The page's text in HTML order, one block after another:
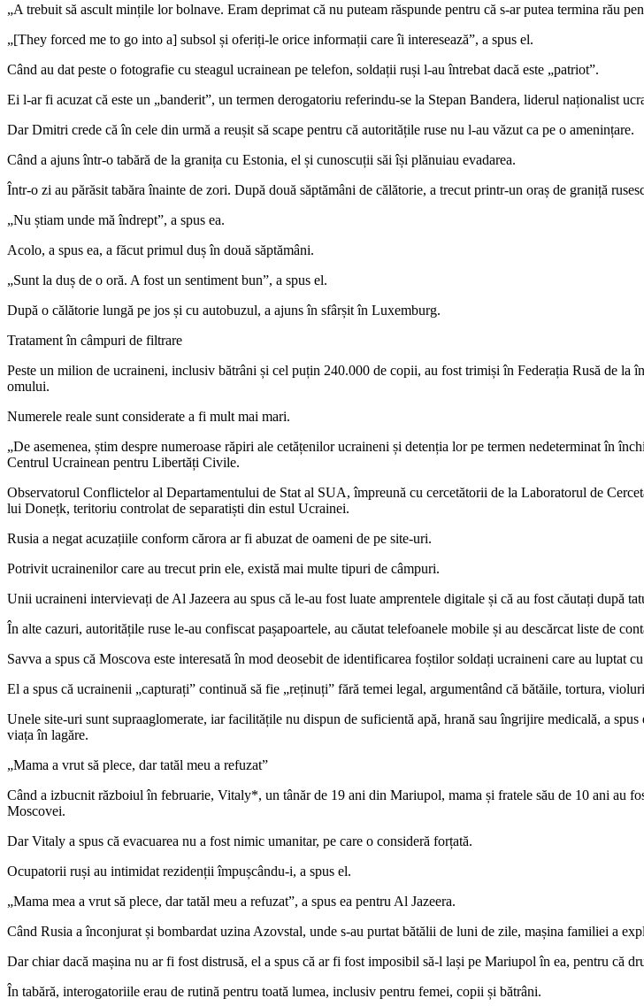
„A trebuit să ascult mințile lor bolnave. Eram deprimat că nu puteam răspunde pentru că s-ar putea termina rău
„[They forced me to go into a] subsol și oferiți-le orice informații care îi interesează”, a spus el.
Când au dat peste o fotografie cu steagul ucrainean pe telefon, soldații ruși l-au întrebat dacă este „patriot”.
Ei l-ar fi acuzat că este un „banderit”, un termen derogatoriu referindu-se la Stepan Bandera, liderul naționalist
Dar Dmitri crede că în cele din urmă a reușit să scape pentru că autoritățile ruse nu l-au văzut ca pe o amenințare.
Când a ajuns într-o tabără de la granița cu Estonia, el și cunoscuții săi își plănuiau evadarea.
Într-o zi au părăsit tabăra înainte de zori. După două săptămâni de călătorie, a trecut printr-un oraș de graniță
„Nu știam unde mă îndrept”, a spus ea.
Acolo, a spus ea, a făcut primul duș în două săptămâni.
„Sunt la duș de o oră. A fost un sentiment bun”, a spus el.
După o călătorie lungă pe jos și cu autobuzul, a ajuns în sfârșit în Luxemburg.
Tratament în câmpuri de filtrare
Peste un milion de ucraineni, inclusiv bătrâni și cel puțin 240.000 de copii, au fost trimiși în Federația Rusă de
omului.
Numerele reale sunt considerate a fi mult mai mari.
„De asemenea, știm despre numeroase răpiri ale cetățenilor ucraineni și detenția lor pe termen nedeterminat în
Centrul Ucrainean pentru Libertăți Civile.
Observatorul Conflictelor al Departamentului de Stat al SUA, împreună cu cercetătorii de la Laboratorul de
lui Donețk, teritoriu controlat de separatiști din estul Ucrainei.
Rusia a negat acuzațiile conform cărora ar fi abuzat de oameni de pe site-uri.
Potrivit ucrainenilor care au trecut prin ele, există mai multe tipuri de câmpuri.
Unii ucraineni intervievați de Al Jazeera au spus că le-au fost luate amprentele digitale și că au fost căutați după
În alte cazuri, autoritățile ruse le-au confiscat pașapoartele, au căutat telefoanele mobile și au descărcat liste de
Savva a spus că Moscova este interesată în mod deosebit de identificarea foștilor soldați ucraineni care au luptat
El a spus că ucrainenii „capturați” continuă să fie „reținuți” fără temei legal, argumentând că bătăile, tortura,
Unele site-uri sunt supraaglomerate, iar facilitățile nu dispun de suficientă apă, hrană sau îngrijire medicală, a
viața în lagăre.
„Mama a vrut să plece, dar tatăl meu a refuzat”
Când a izbucnit războiul în februarie, Vitaly*, un tânăr de 19 ani din Mariupol, mama și fratele său de 10 ani au
Moscovei.
Dar Vitaly a spus că evacuarea nu a fost nimic umanitar, pe care o consideră forțată.
Ocupatorii ruși au intimidat rezidenții împușcându-i, a spus el.
„Mama mea a vrut să plece, dar tatăl meu a refuzat”, a spus ea pentru Al Jazeera.
Când Rusia a înconjurat și bombardat uzina Azovstal, unde s-au purtat bătălii de luni de zile, mașina familiei a
Dar chiar dacă mașina nu ar fi fost distrusă, el a spus că ar fi fost imposibil să-l lași pe Mariupol în ea, pentru că
În tabără, interogatoriile erau de rutină pentru toată lumea, inclusiv pentru femei, copii și bătrâni.